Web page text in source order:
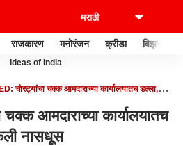
राजकारण मनोरंजन क्रीडा बिझनेस
Ideas of India
चोरट्यांचा चक्क आमदाराच्या कार्यालयातच डल्ला,
आमदाराच्या कार्यालयातच
नासधूस